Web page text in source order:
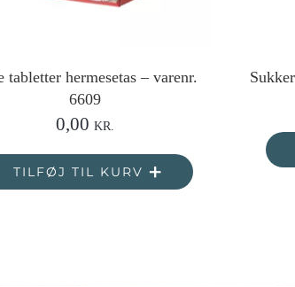
tabletter hermesetas – varenr.
6609
0,00 KR.
TILFØJ TIL KURV